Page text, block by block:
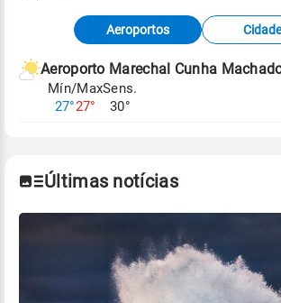
Fonte: dados combinados de
meteorológicas e satélite do Centro
de Tempo e Estudos Climáticos
Para obter mais informações sobre
Aeroportos
Aeroporto Marechal Cunha
Mín/Max
27°27°
Sens.
30°
Últimas notícias